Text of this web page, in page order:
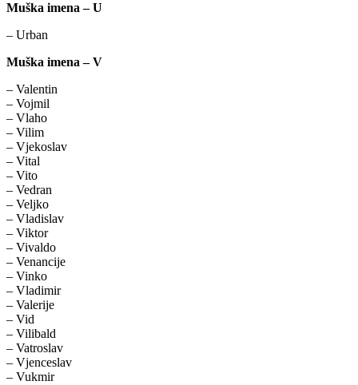
Muška imena – U
– Urban
Muška imena – V
– Valentin
– Vojmil
– Vlaho
– Vilim
– Vjekoslav
– Vital
– Vito
– Vedran
– Veljko
– Vladislav
– Viktor
– Vivaldo
– Venancije
– Vinko
– Vladimir
– Valerije
– Vid
– Vilibald
– Vatroslav
– Vjenceslav
– Vukmir